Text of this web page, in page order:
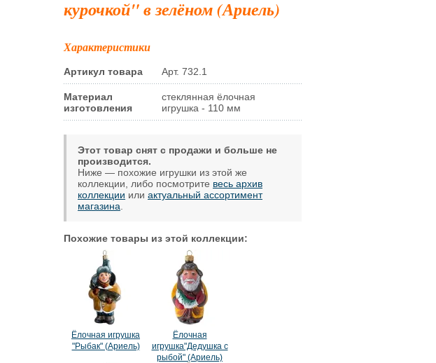
курочкой" в зелёном (Ариель)
Характеристики
Артикул товара Арт. 732.1
Материал
изготовления
стеклянная ёлочная
игрушка - 110 мм
Этот товар снят с продажи и больше не
производится.
Ниже — похожие игрушки из этой же
коллекции, либо посмотрите весь архив
коллекции или актуальный ассортимент
магазина
Похожие товары из этой коллекции:
Ёлочная игрушка
"Рыбак" (Ариель)
Ёлочная
игрушка"Дедушка с
рыбой" (Ариель)